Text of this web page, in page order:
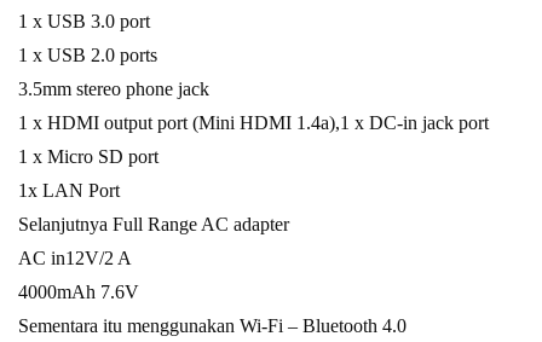
1 x USB 3.0 port
1 x USB 2.0 ports
3.5mm stereo phone jack
1 x HDMI output port (Mini HDMI 1.4a),1 x DC-in jack port
1 x Micro SD port
1x LAN Port
Selanjutnya Full Range AC adapter
AC in12V/2 A
4000mAh 7.6V
Sementara itu menggunakan Wi-Fi – Bluetooth 4.0